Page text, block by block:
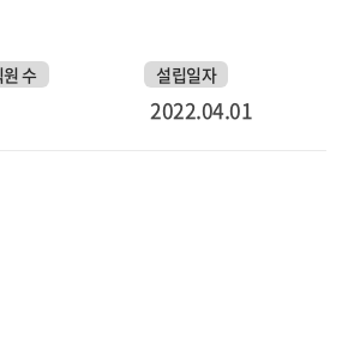
수 설립일자
2022.04.01